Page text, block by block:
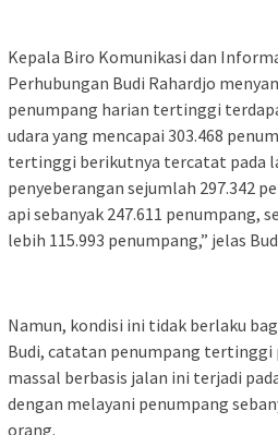
Kepala Biro Komunikasi dan
Perhubungan Budi Rahardjo
penumpang harian tertinggi
udara yang mencapai 303.468
tertinggi berikutnya tercatat pada
penyeberangan sejumlah 297.342
api sebanyak 247.611 penumpang,
lebih 115.993 penumpang,” jelas
Namun, kondisi ini tidak berlaku
Budi, catatan penumpang tertinggi
massal berbasis jalan ini terjadi
dengan melayani penumpang
orang.